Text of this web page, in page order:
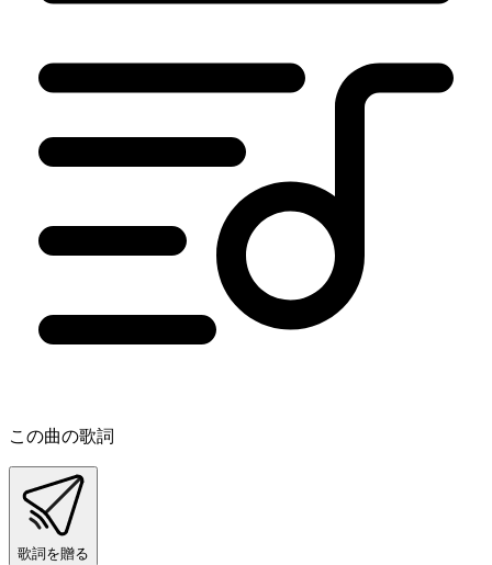
この曲の歌詞
歌詞を贈る